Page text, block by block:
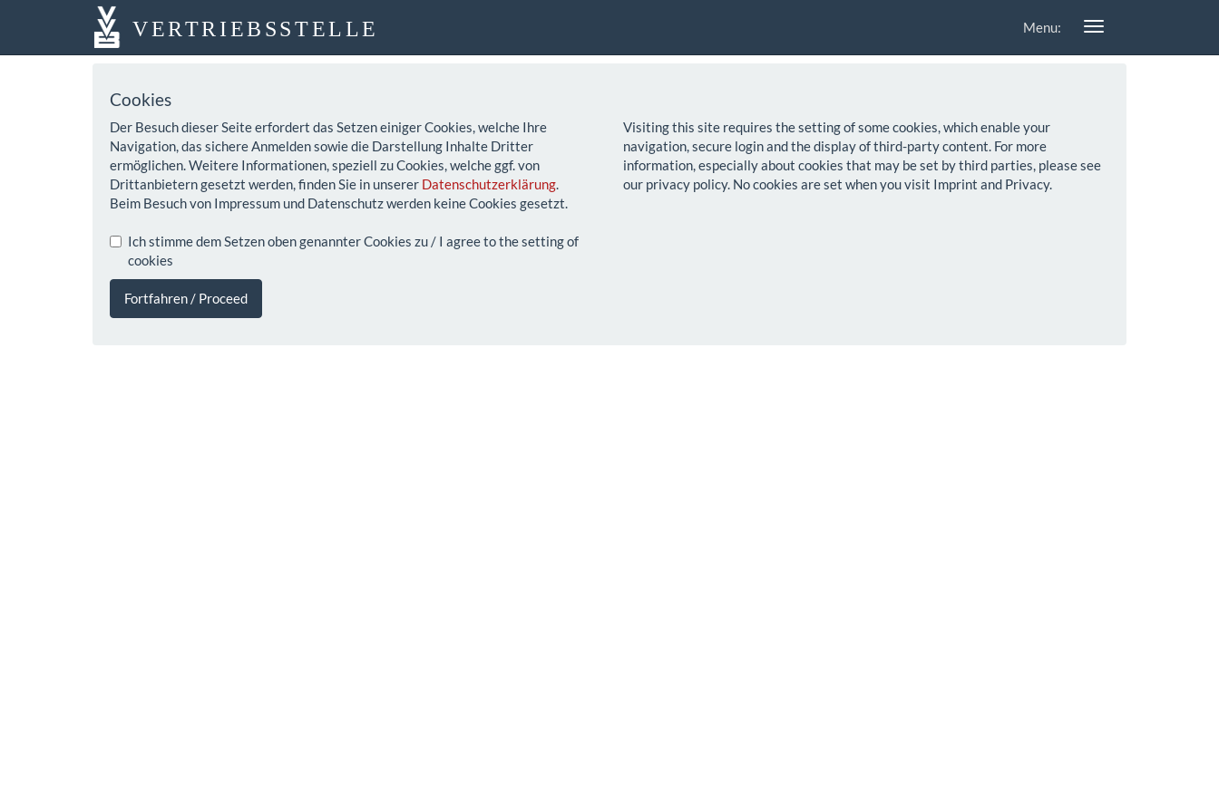
VERTRIEBSSTELLE Menu:
Cookies
Der Besuch dieser Seite erfordert das Setzen einiger Cookies, welche Ihre
Navigation, das sichere Anmelden sowie die Darstellung Inhalte Dritter
ermöglichen. Weitere Informationen, speziell zu Cookies, welche ggf. von
Drittanbietern gesetzt werden, finden Sie in unserer Datenschutzerklärung.
Beim Besuch von Impressum und Datenschutz werden keine Cookies gesetzt.
Ich stimme dem Setzen oben genannter Cookies zu / I agree to the setting of
cookies
Fortfahren / Proceed
Visiting this site requires the setting of some cookies, which enable your
navigation, secure login and the display of third-party content. For more
information, especially about cookies that may be set by third parties, please see
our privacy policy. No cookies are set when you visit Imprint and Privacy.